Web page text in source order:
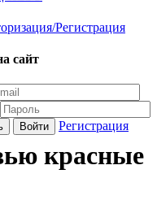
Регистрация
сайт
Войти Регистрация
красные